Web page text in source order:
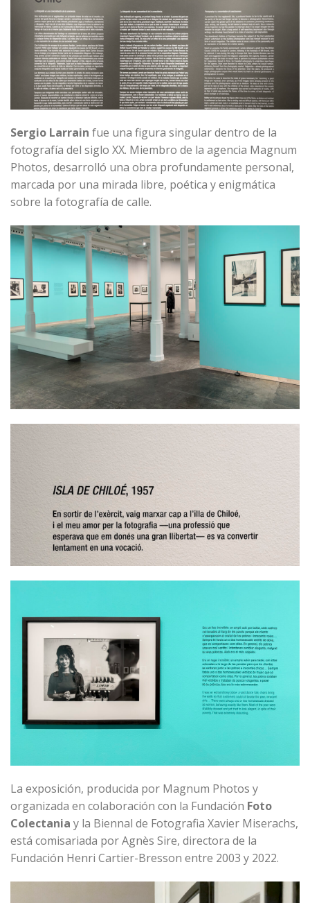
Sergio Larrain fue una figura singular dentro de la
fotografía del siglo XX. Miembro de la agencia Magnum
Photos, desarrolló una obra profundamente personal,
marcada por una mirada libre, poética y enigmática
sobre la fotografía de calle.
La exposición, producida por Magnum Photos y
organizada en colaboración con la Fundación Foto
Colectania y la Biennal de Fotografia Xavier Miserachs,
está comisariada por Agnès Sire, directora de la
Fundación Henri Cartier-Bresson entre 2003 y 2022.